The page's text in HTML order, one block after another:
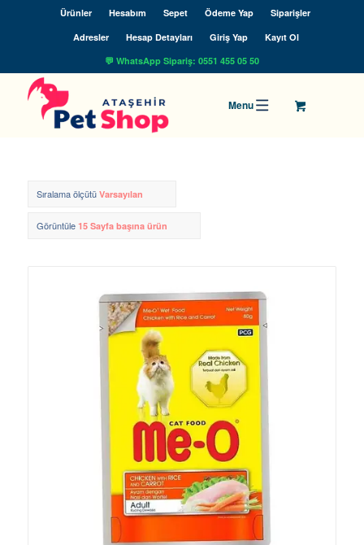
Ürünler Hesabım Sepet Ödeme Yap
Siparişler
Adresler
Hesap Detayları Giriş Yap
Kayıt Ol
💬 WhatsApp Sipariş: 0551 455 05 50
Sıralama ölçütü Varsayılan
Görüntüle 15 Sayfa başına ürün